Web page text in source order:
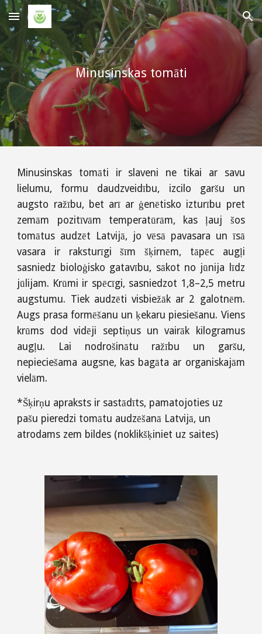
Skip to main content Skip to navigation
Minusinskas tomāti
Minusinskas tomāti ir slaveni ne tikai ar savu
lielumu, formu daudzveidību, izcilo garšu un
augsto ražību, bet arī ar ģenētisko izturību pret
zemām pozitīvām temperatūrām, kas ļauj šos
tomātus audzēt Latvijā, jo vēsā pavasara un īsā
vasara ir raksturīgi šīm šķirnēm, tāpēc augļi
sasniedz bioloģisko gatavību, sākot no jūnija līdz
jūlijam. Krūmi ir spēcīgi, sasniedzot 1,8–2,5 metru
augstumu. Tiek audzēti visbiežāk ar 2 galotnēm.
Augs prasa formēšanu un ķekaru piesiešanu. Viens
krūms dod vidēji septiņus un vairāk kilogramus
augļu. Lai nodrošinātu ražību un garšu,
nepieciešama augsne, kas bagāta ar organiskajām
vielām.
*Šķirņu apraksts ir sastādīts, pamatojoties uz
pašu pieredzi tomātu audzēšanā Latvijā, un
atrodams zem bildes (noklikšķiniet uz saites)